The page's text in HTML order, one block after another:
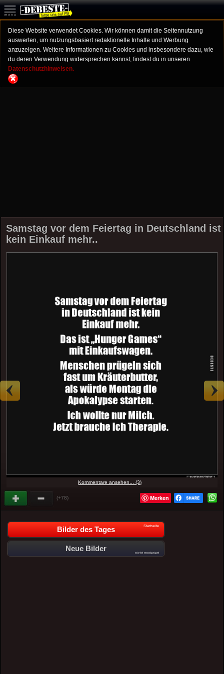
Diese Website verwendet Cookies. Wir können damit die Seitennutzung
auswerten, um nutzungsbasiert redaktionelle Inhalte und Werbung
anzuzeigen. Weitere Informationen zu Cookies und insbesondere dazu, wie
du deren Verwendung widersprechen kannst, findest du in unseren
Datenschutzhinweisen.
Samstag vor dem Feiertag in Deutschland ist
kein Einkauf mehr..
Kommentare ansehen... (3)
(+78) Merken
Bilder des Tages Startseite
Neue Bilder
nicht moderiert